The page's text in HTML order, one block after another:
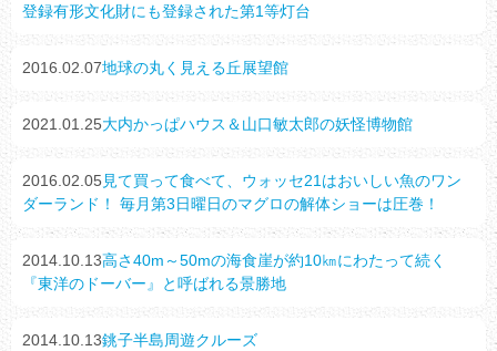
登録有形文化財にも登録された第1等灯台
2016.02.07地球の丸く見える丘展望館
2021.01.25大内かっぱハウス＆山口敏太郎の妖怪博物館
2016.02.05 見て買って食べて、ウォッセ21はおいしい魚のワン
ダーランド！ 毎月第3日曜日のマグロの解体ショーは圧巻！
2014.10.13高さ40m～50mの海食崖が約10㎞にわたって続く
『東洋のドーバー』と呼ばれる景勝地
2014.10.13銚子半島周遊クルーズ